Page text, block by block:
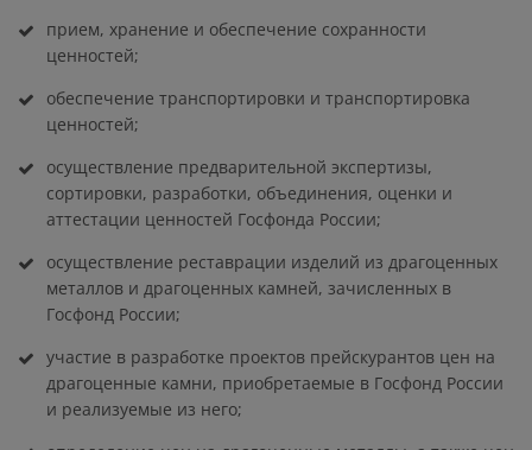
прием, хранение и обеспечение сохранности
ценностей;
обеспечение транспортировки и транспортировка
ценностей;
осуществление предварительной экспертизы,
сортировки, разработки, объединения, оценки и
аттестации ценностей Госфонда России;
осуществление реставрации изделий из драгоценных
металлов и драгоценных камней, зачисленных в
Госфонд России;
участие в разработке проектов прейскурантов цен на
драгоценные камни, приобретаемые в Госфонд России
и реализуемые из него;